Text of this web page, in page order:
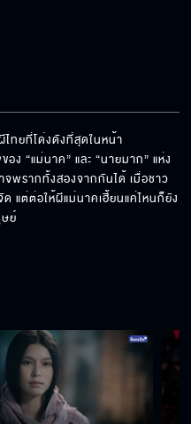
กล้าทำของใส่ลูกกูเหรอ
กันแล้วต้องตาย ก็ยินดีตายเพราะ
ม่นาคเป็นผีใช่มั้ย
ทยที่โด่งดังที่สุดในหน้า
ง “แม่นาค” และ “นายมาก” แห่ง
พรากทั้งสองจากกันได้ เมื่อชาว
แต่ต่อให้ผีแม่นาคเฮี้ยนแค่ไหนก็ยัง
ย์